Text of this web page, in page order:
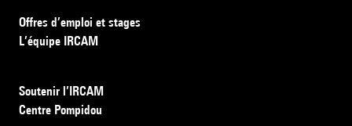
Offres d’emploi et stages
L’équipe IRCAM
Soutenir l’IRCAM
Centre Pompidou